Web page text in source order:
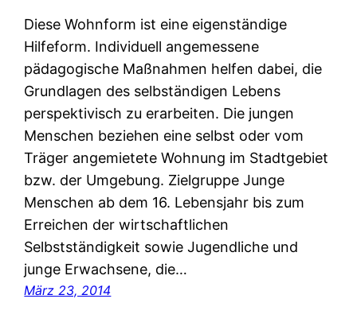
Diese Wohnform ist eine eigenständige
Hilfeform. Individuell angemessene
pädagogische Maßnahmen helfen dabei, die
Grundlagen des selbständigen Lebens
perspektivisch zu erarbeiten. Die jungen
Menschen beziehen eine selbst oder vom
Träger angemietete Wohnung im Stadtgebiet
bzw. der Umgebung. Zielgruppe Junge
Menschen ab dem 16. Lebensjahr bis zum
Erreichen der wirtschaftlichen
Selbstständigkeit sowie Jugendliche und
junge Erwachsene, die…
März 23, 2014